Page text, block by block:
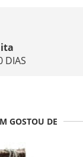
DIAS
GOSTOU DE